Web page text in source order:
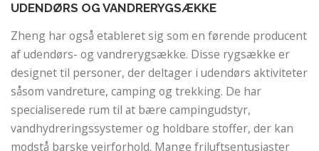
UDENDØRS OG VANDRERYGSÆKKE
Zheng har også etableret sig som en førende producent
af udendørs- og vandrerygsække. Disse rygsække er
designet til personer, der deltager i udendørs aktiviteter
såsom vandreture, camping og trekking. De har
specialiserede rum til at bære campingudstyr,
vandhydreringssystemer og holdbare stoffer, der kan
modstå barske vejrforhold. Mange friluftsentusiaster